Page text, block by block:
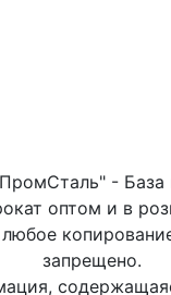
- База
оптом и в
запрещено.